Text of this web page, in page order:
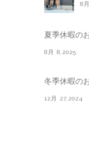
8
夏季休暇の
8月 8,2025
冬季休暇の
12月 27,2024